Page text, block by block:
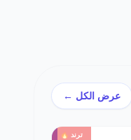
عرض الكل ←
ترند 🔥